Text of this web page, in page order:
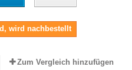
wird nachbestellt
Zum Vergleich hinzufügen